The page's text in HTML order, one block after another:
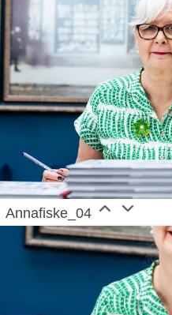
Annafiske_04